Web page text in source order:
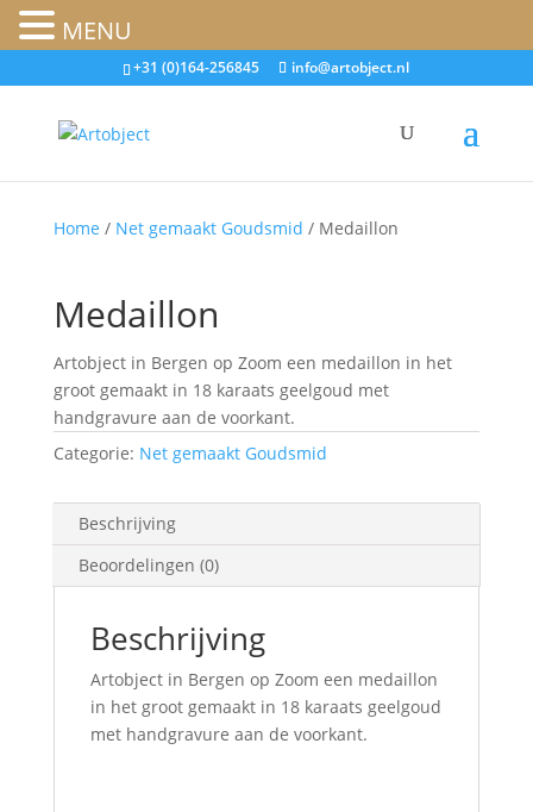
+31 (0)164-256845 info@artobject.nl
Home / Net gemaakt Goudsmid / Medaillon
Medaillon
Artobject in Bergen op Zoom een medaillon in het
groot gemaakt in 18 karaats geelgoud met
handgravure aan de voorkant.
Categorie: Net gemaakt Goudsmid
Beschrijving
Beoordelingen (0)
Beschrijving
Artobject in Bergen op Zoom een medaillon
in het groot gemaakt in 18 karaats geelgoud
met handgravure aan de voorkant.
MENU